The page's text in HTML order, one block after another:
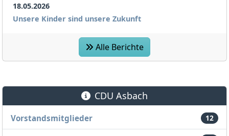
18.05.2026
Unsere Kinder sind unsere Zukunft
Alle Berichte
CDU Asbach
Vorstandsmitglieder 12